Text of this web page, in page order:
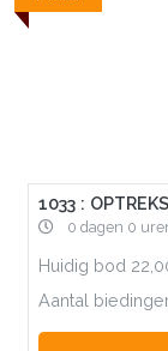
1033 :
0 dagen 0
Huidig bod
Aantal